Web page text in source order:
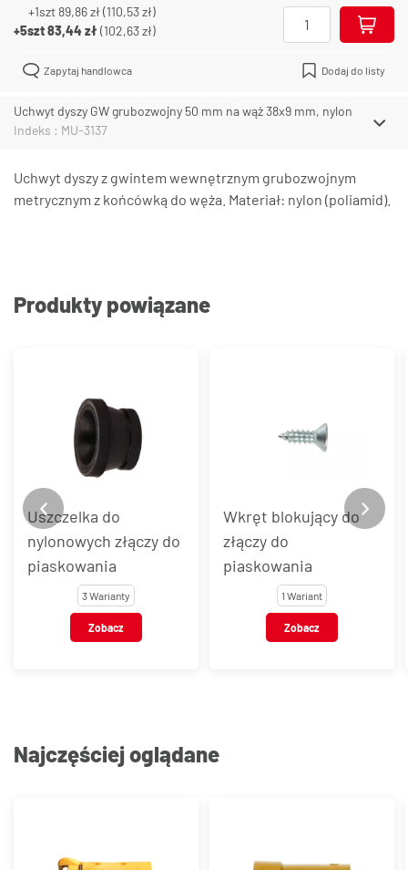
+1szt 89,86 zł(110,53 zł)
+5szt83,44 zł(102,63 zł)
Zapytaj handlowca Dodaj do listy
Uchwyt dyszy GW grubozwojny 50 mm na wąż 38x9 mm, nylon
Indeks : MU-3137
Uchwyt dyszy z gwintem wewnętrznym grubozwojnym
metrycznym z końcówką do węża. Materiał: nylon (poliamid).
Produkty powiązane
Uszczelka do
nylonowych złączy do
piaskowania
3 Warianty
Zobacz
Wkręt blokujący do
złączy do
piaskowania
1 Wariant
Zobacz
Najczęściej oglądane